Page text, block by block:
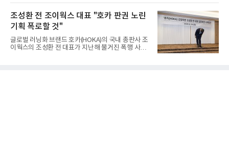
전 기술 협력 및
학부모를 대상으로 게임의 특성 및 활용법을 알리고
가족 간 소통을 지원하는 프로그램으로 2016년부터
시작됐다.이번 프로그램은 지난달 31일과 이달 8일
두 차례에 걸쳐 진행됐다. 지난달 31일에는 초3~중3
자녀를 둔 보호자를 대상으로 자녀의 게임문화를 이
해하기 위한 보호자 교육이 마련됐으며, 8일에는 1회
차 교육에 참여한 가족 30여 명이 오전팀과 오후팀으
조성환 전 조이웍스 대표 "호카 판권 노린
기획 폭로할 것"
글로벌 러닝화 브랜드 호카(HOKA)의 국내 총판사 조
이웍스의 조성환 전 대표가 지난해 불거진 폭행 사건